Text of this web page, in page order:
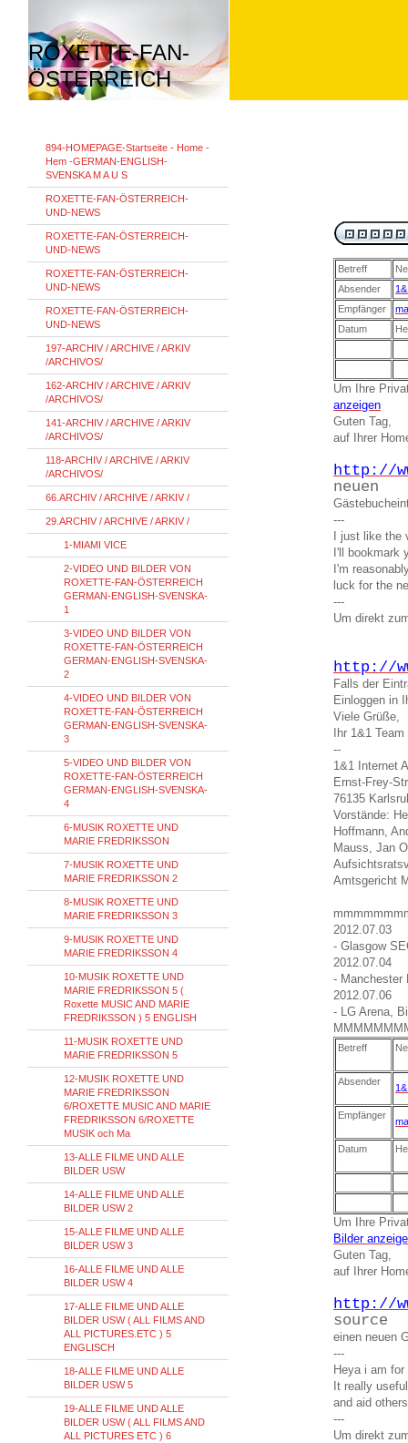
ROXETTE-FAN-
ÖSTERREICH
Betreff
Absender
Empfänger
Datum
Um Ihre
anzeigen
Guten Tag,
auf Ihrer
http://
neuen
---
I just like
I'll bookmark
I'm
luck for the
---
Um direkt
http://
Falls der
Einloggen in
Viele Grüße,
Ihr 1&1 Team
--
1&1 Internet
Ernst-Frey-
76135
Vorstände:
Hoffmann,
Mauss, Jan
Amtsgericht
2012.07.03
- Glasgow
2012.07.04
- Manchester
2012.07.06
- LG Arena,
Betreff
Absender
Empfänger
Datum
Um Ihre
Bilder
Guten Tag,
auf Ihrer
http://
source
einen neuen
---
Heya i am
It really
and aid
---
Um direkt
894-HOMEPAGE-Startseite - Home -
Hem -GERMAN-ENGLISH-
SVENSKA M A U S
ROXETTE-FAN-ÖSTERREICH-
UND-NEWS
ROXETTE-FAN-ÖSTERREICH-
UND-NEWS
ROXETTE-FAN-ÖSTERREICH-
UND-NEWS
ROXETTE-FAN-ÖSTERREICH-
UND-NEWS
197-ARCHIV / ARCHIVE / ARKIV
/ARCHIVOS/
162-ARCHIV / ARCHIVE / ARKIV
/ARCHIVOS/
141-ARCHIV / ARCHIVE / ARKIV
/ARCHIVOS/
118-ARCHIV / ARCHIVE / ARKIV
/ARCHIVOS/
66.ARCHIV / ARCHIVE / ARKIV /
29.ARCHIV / ARCHIVE / ARKIV /
1-MIAMI VICE
2-VIDEO UND BILDER VON
ROXETTE-FAN-ÖSTERREICH
GERMAN-ENGLISH-SVENSKA-
1
3-VIDEO UND BILDER VON
ROXETTE-FAN-ÖSTERREICH
GERMAN-ENGLISH-SVENSKA-
2
4-VIDEO UND BILDER VON
ROXETTE-FAN-ÖSTERREICH
GERMAN-ENGLISH-SVENSKA-
3
5-VIDEO UND BILDER VON
ROXETTE-FAN-ÖSTERREICH
GERMAN-ENGLISH-SVENSKA-
4
6-MUSIK ROXETTE UND
MARIE FREDRIKSSON
7-MUSIK ROXETTE UND
MARIE FREDRIKSSON 2
8-MUSIK ROXETTE UND
MARIE FREDRIKSSON 3
9-MUSIK ROXETTE UND
MARIE FREDRIKSSON 4
10-MUSIK ROXETTE UND
MARIE FREDRIKSSON 5 (
Roxette MUSIC AND MARIE
FREDRIKSSON ) 5 ENGLISH
11-MUSIK ROXETTE UND
MARIE FREDRIKSSON 5
12-MUSIK ROXETTE UND
MARIE FREDRIKSSON
6/ROXETTE MUSIC AND MARIE
FREDRIKSSON 6/ROXETTE
MUSIK och Ma
13-ALLE FILME UND ALLE
BILDER USW
14-ALLE FILME UND ALLE
BILDER USW 2
15-ALLE FILME UND ALLE
BILDER USW 3
16-ALLE FILME UND ALLE
BILDER USW 4
17-ALLE FILME UND ALLE
BILDER USW ( ALL FILMS AND
ALL PICTURES.ETC ) 5
ENGLISCH
18-ALLE FILME UND ALLE
BILDER USW 5
19-ALLE FILME UND ALLE
BILDER USW ( ALL FILMS AND
ALL PICTURES ETC ) 6